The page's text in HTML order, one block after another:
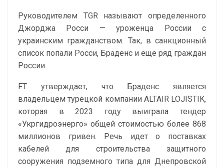
Руководителем TGR называют определенного
Джорджа Росси — уроженца России с
украинским гражданством. Так, в санкционный
список попали Росси, Браденс и еще ряд граждан
России.
FT утверждает, что Браденс является
владельцем турецкой компании ALTAIR LOJISTIK,
которая в 2023 году выиграла тендер
«Укргидроэнерго» общей стоимостью более 868
миллионов гривен. Речь идет о поставках
кабелей для строительства защитного
сооружения подземного типа для Днепровской